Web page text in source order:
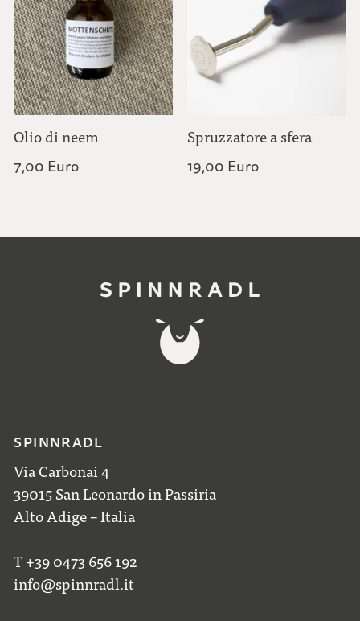
Olio di neem
7,00 Euro
Spruzzatore a sfera
19,00 Euro
SPINNRADL
Via Carbonai 4
39015 San Leonardo in Passiria
Alto Adige – Italia
T +39 0473 656 192
info@spinnradl.it